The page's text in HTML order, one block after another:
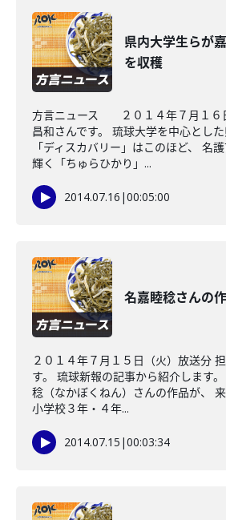
県内大学生らが
を収穫
方言ニュース ２０１４年７月１６
昌和さんです。 琉球大学を中心とし
「ディスカバリー」はこのほど、 名
輝く「ちゅらひかり」...
2014.07.16 |00:05:00
名嘉睦稔さんの
２０１４年７月１５日（火）放送分
す。 琉球新報の記事から紹介します
稔（なかぼくねん）さんの作品が、
小学校３年・４年...
2014.07.15 |00:03:34